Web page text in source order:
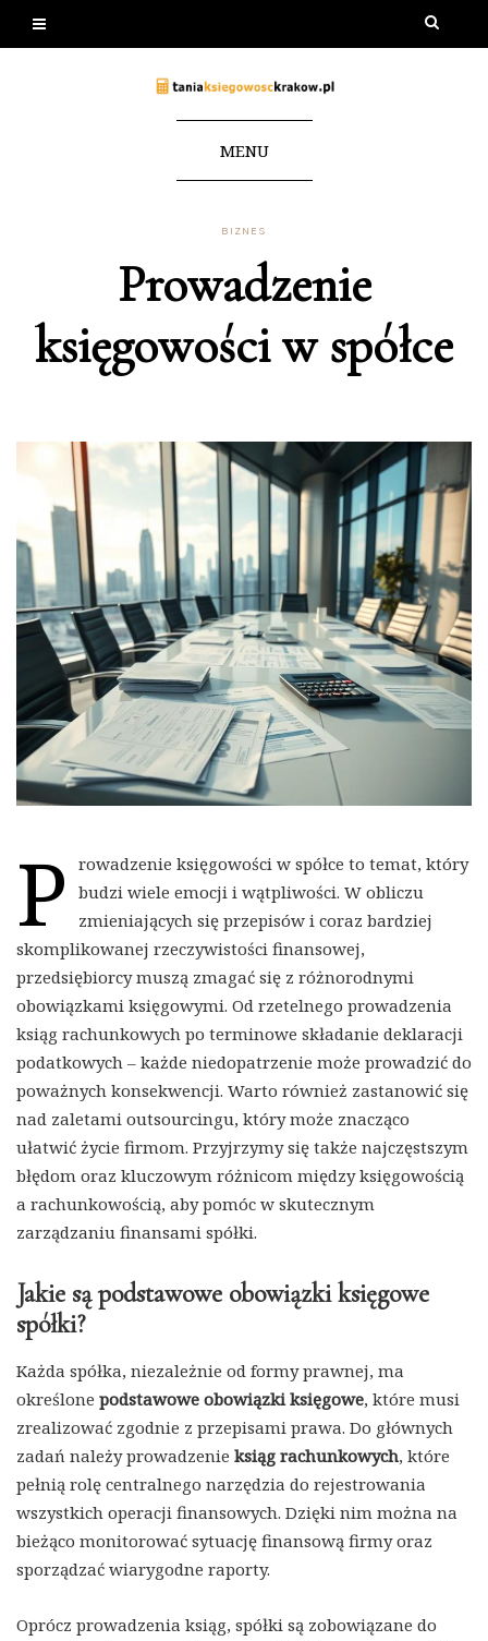
MENU
BIZNES
Prowadzenie
księgowości w spółce
P
rowadzenie księgowości w spółce to temat, który
budzi wiele emocji i wątpliwości. W obliczu
zmieniających się przepisów i coraz bardziej
skomplikowanej rzeczywistości finansowej,
przedsiębiorcy muszą zmagać się z różnorodnymi
obowiązkami księgowymi. Od rzetelnego prowadzenia
ksiąg rachunkowych po terminowe składanie deklaracji
podatkowych – każde niedopatrzenie może prowadzić do
poważnych konsekwencji. Warto również zastanowić się
nad zaletami outsourcingu, który może znacząco
ułatwić życie firmom. Przyjrzymy się także najczęstszym
błędom oraz kluczowym różnicom między księgowością
a rachunkowością, aby pomóc w skutecznym
zarządzaniu finansami spółki.
Jakie są podstawowe obowiązki księgowe
spółki?
Każda spółka, niezależnie od formy prawnej, ma
określone podstawowe obowiązki księgowe, które musi
zrealizować zgodnie z przepisami prawa. Do głównych
zadań należy prowadzenie ksiąg rachunkowych, które
pełnią rolę centralnego narzędzia do rejestrowania
wszystkich operacji finansowych. Dzięki nim można na
bieżąco monitorować sytuację finansową firmy oraz
sporządzać wiarygodne raporty.
Oprócz prowadzenia ksiąg, spółki są zobowiązane do